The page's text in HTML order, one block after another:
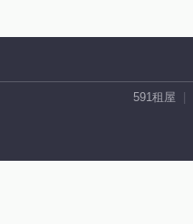
591租屋